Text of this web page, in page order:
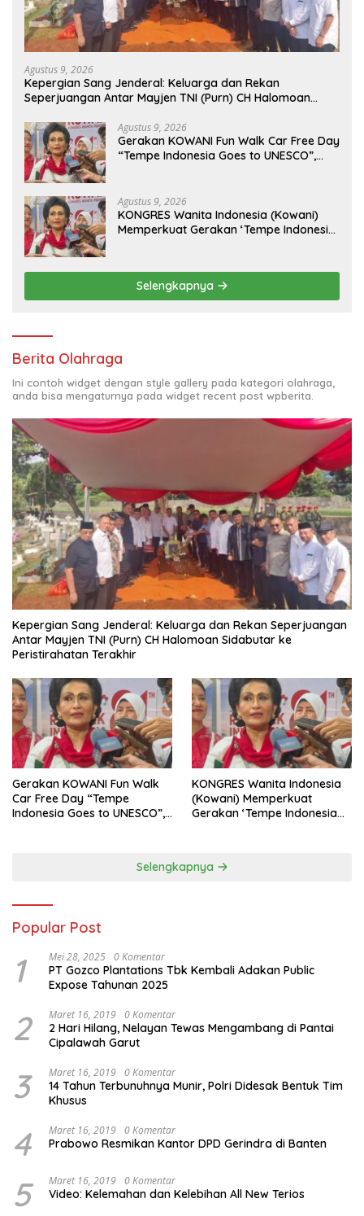
Agustus 9, 2026
Kepergian Sang Jenderal: Keluarga dan Rekan
Seperjuangan Antar Mayjen TNI (Purn) CH Halomoan
Agustus 9, 2026
Gerakan KOWANI Fun Walk Car Free Day
“Tempe Indonesia Goes to UNESCO”,
Agustus 9, 2026
KONGRES Wanita Indonesia (Kowani)
Memperkuat Gerakan ‘Tempe Indonesia
Selengkapnya
Berita Olahraga
Ini contoh widget dengan style gallery pada kategori olahraga,
anda bisa mengaturnya pada widget recent post wpberita.
Kepergian Sang Jenderal: Keluarga dan Rekan Seperjuangan
Antar Mayjen TNI (Purn) CH Halomoan Sidabutar ke
Peristirahatan Terakhir
Gerakan KOWANI Fun Walk
Car Free Day “Tempe
Indonesia Goes to UNESCO”,
KONGRES Wanita Indonesia
(Kowani) Memperkuat
Gerakan ‘Tempe Indonesia
Selengkapnya
Popular Post
1 Mei 28, 2025 0 Komentar
PT Gozco Plantations Tbk Kembali Adakan Public
Expose Tahunan 2025
2 Maret 16, 2019 0 Komentar
2 Hari Hilang, Nelayan Tewas Mengambang di Pantai
Cipalawah Garut
3 Maret 16, 2019 0 Komentar
14 Tahun Terbunuhnya Munir, Polri Didesak Bentuk Tim
Khusus
4 Maret 16, 2019 0 Komentar
Prabowo Resmikan Kantor DPD Gerindra di Banten
5 Maret 16, 2019 0 Komentar
Video: Kelemahan dan Kelebihan All New Terios